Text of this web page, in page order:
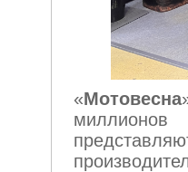
«Мотовесна